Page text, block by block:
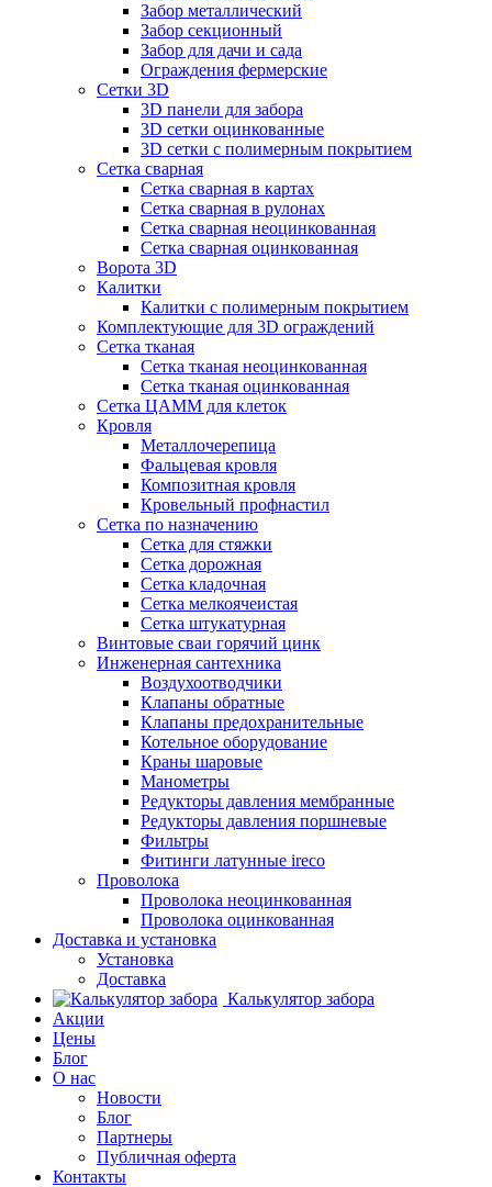
Забор металлический
Забор секционный
Забор для дачи и сада
Ограждения фермерские
Сетки 3D
3D панели для забора
3D сетки оцинкованные
3D сетки с полимерным покрытием
Сетка сварная
Сетка сварная в картах
Сетка сварная в рулонах
Сетка сварная неоцинкованная
Сетка сварная оцинкованная
Ворота 3D
Калитки
Калитки с полимерным покрытием
Комплектующие для 3D ограждений
Сетка тканая
Сетка тканая неоцинкованная
Сетка тканая оцинкованная
Сетка ЦАММ для клеток
Кровля
Металлочерепица
Фальцевая кровля
Композитная кровля
Кровельный профнастил
Сетка по назначению
Сетка для стяжки
Сетка дорожная
Сетка кладочная
Сетка мелкоячеистая
Сетка штукатурная
Винтовые сваи горячий цинк
Инженерная сантехника
Воздухоотводчики
Клапаны обратные
Клапаны предохранительные
Котельное оборудование
Краны шаровые
Манометры
Редукторы давления мембранные
Редукторы давления поршневые
Фильтры
Фитинги латунные ireco
Проволока
Проволока неоцинкованная
Проволока оцинкованная
Доставка и установка
Установка
Доставка
Калькулятор забора
Акции
Цены
Блог
О нас
Новости
Блог
Партнеры
Публичная оферта
Контакты